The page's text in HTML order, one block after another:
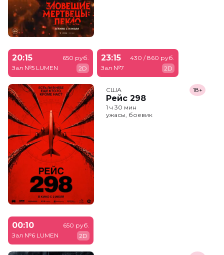
20:15
Зал №5 LUMEN
650 руб.
2D
23:15
Зал №7
430 / 860 руб.
2D
США
Рейс 298
18+
1 ч 30 мин
ужасы, боевик
00:10
Зал №6 LUMEN
650 руб.
2D